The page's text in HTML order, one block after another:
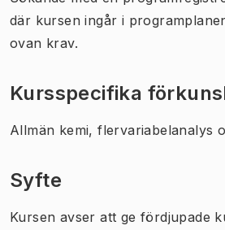
där kursen ingår i
ovan krav.
Kursspecifika
Allmän kemi, flervariabelanalys
Syfte
Kursen avser att ge fördjupade